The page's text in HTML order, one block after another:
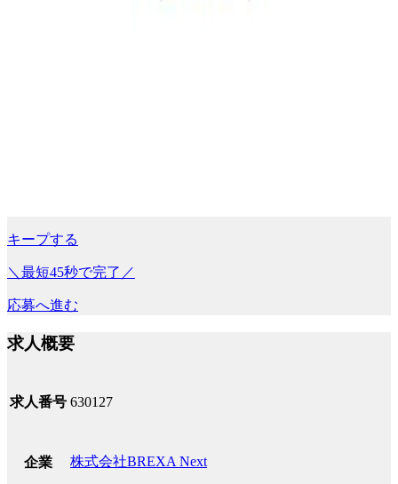
キープする
＼最短45秒で完了／
応募へ進む
求人概要
求人番号 630127
企業 株式会社BREXA Next